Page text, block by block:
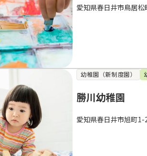
愛知県春日井市鳥居
幼稚園（新制度園）
勝川幼稚園
愛知県春日井市旭町1-